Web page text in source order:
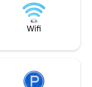
Wifi